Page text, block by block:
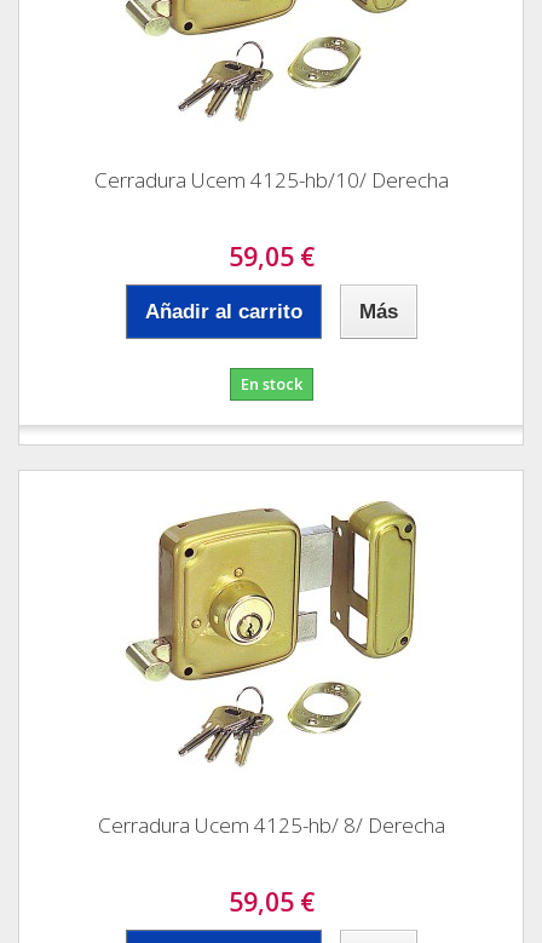
Cerradura Ucem 4125-hb/10/ Derecha
59,05 €
Añadir al carrito Más
En stock
Cerradura Ucem 4125-hb/ 8/ Derecha
59,05 €